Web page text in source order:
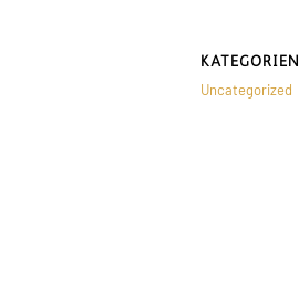
KATEGORIEN
Uncategorized